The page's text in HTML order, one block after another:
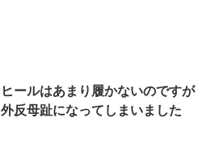
ヒールはあまり履かないのですが
外反母趾になってしまいました